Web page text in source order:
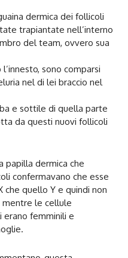
dermica dei follicoli
trapiantate nell’interno
del team, ovvero sua
sono comparsi
nel di lei braccio nel
e sottile di quella parte
da questi nuovi follicoli
papilla dermica che
confermavano che esse
che quello Y e quindi non
mentre le cellule
femminili e